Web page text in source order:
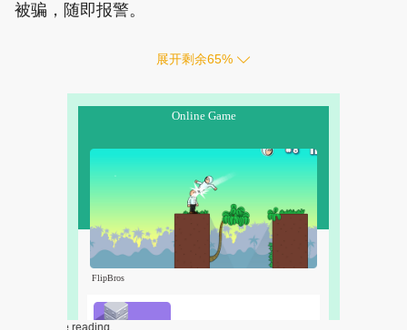
被骗，随即报警。
展开剩余65%